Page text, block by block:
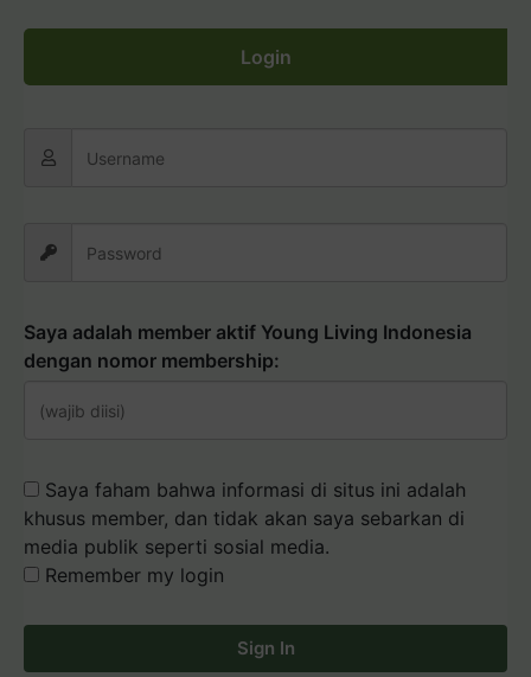
Login
Saya adalah member aktif Young Living Indonesia
dengan nomor membership:
Saya faham bahwa informasi di situs ini adalah
khusus member, dan tidak akan saya sebarkan di
media publik seperti sosial media.
Remember my login
Sign In